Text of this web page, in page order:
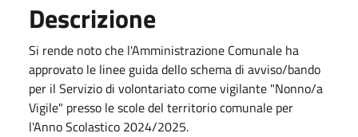
Descrizione
Si rende noto che l'Amministrazione Comunale ha
approvato le linee guida dello schema di avviso/bando
per il Servizio di volontariato come vigilante "Nonno/a
Vigile" presso le scole del territorio comunale per
l'Anno Scolastico 2024/2025.